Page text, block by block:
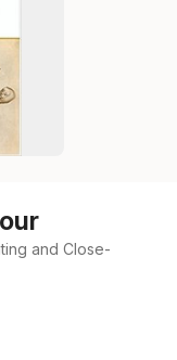
and Close-